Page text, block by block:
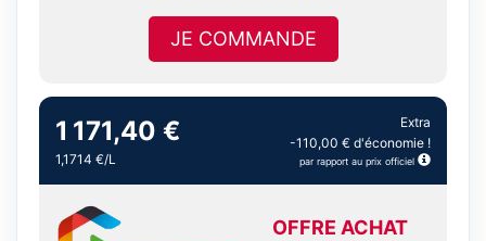
JE COMMANDE
1 171,40 €
1,1714 €/L
Extra
-110,00 € d'économie !
par rapport au prix officiel
OFFRE ACHAT